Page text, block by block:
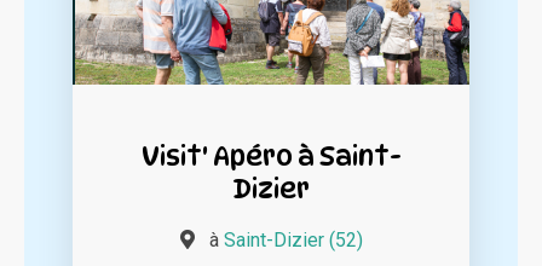
Visit' Apéro à Saint-
Dizier
à Saint-Dizier (52)